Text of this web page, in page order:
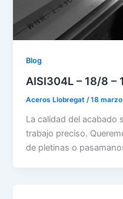
Blog
AISI304L – 18/8 –
Aceros Llobregat/18
La calidad del acabado
trabajo preciso.
de pletinas o